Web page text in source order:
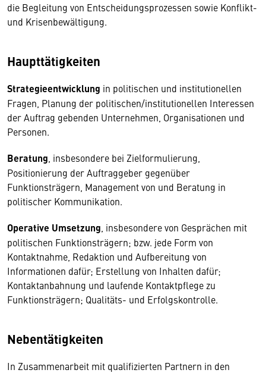
die Begleitung von Entscheidungsprozessen sowie Konflikt-
und Krisenbewältigung.
Haupttätigkeiten
Strategieentwicklung in politischen und institutionellen
Fragen, Planung der politischen/institutionellen Interessen
der Auftrag gebenden Unternehmen, Organisationen und
Personen.
Beratung , insbesondere bei Zielformulierung,
Positionierung der Auftraggeber gegenüber
Funktionsträgern, Management von und Beratung in
politischer Kommunikation.
Operative Umsetzung , insbesondere von Gesprächen mit
politischen Funktionsträgern; bzw. jede Form von
Kontaktnahme, Redaktion und Aufbereitung von
Informationen dafür; Erstellung von Inhalten dafür;
Kontaktanbahnung und laufende Kontaktpflege zu
Funktionsträgern; Qualitäts- und Erfolgskontrolle.
Nebentätigkeiten
In Zusammenarbeit mit qualifizierten Partnern in den